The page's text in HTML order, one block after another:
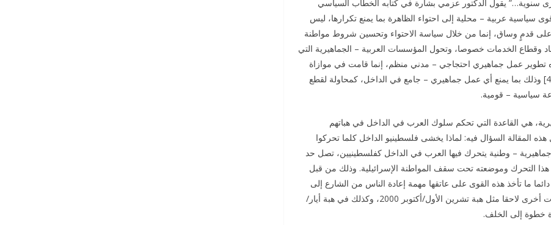
سنوية…” يقول الدكتور عزمي بشارة في كتابه الخطاب السياسي
مع قوى سياسية عربية – محلية إلى احتواء الظاهرة بما يمنع تكرارها، ليس
قدمٍ وساق، إنما من خلال سياسة الاحتواء وتحسين شروط مواطنة
وقطاع الخدمات خصوصا، وتحول المؤسسات العربية – الجماهيرية التي
تطوير عمل جماهيري احتجاجي – مدني منظم، إنما قامت في موازاة
هذه المؤسسات هيئات محلية وقطرية، ذات طابع محلي.[4] وذلك بما يمنع أي عمل جماهيري – جامع في الداخل، كمحاولة لقطع
سياسية – قومية.
هي القاعدة التي تحكم سلوك العرب في الداخل في هباتهم
هذه المقالة السؤال فيه: لماذا يخشى فلسطينيو الداخل كلما تحركوا
– وطنية يتحرك فيها العرب في الداخل كفلسطينيين، تصل حد
هذا التحرك وموضعته تحت سقف المواطنة الإسرائيلية. وذلك من قبل
ما تأخذ هذه القوى على عاتقها مهمة إعادة الناس من الشارع إلى
الرصيف سياسيا. وهذا ما سيظلُّ يتكرر مع احداث ومحطات أخرى لاحقا مثل هبة تشرين الأول/أكتوبر 2000، وكذلك في هبة أيار/